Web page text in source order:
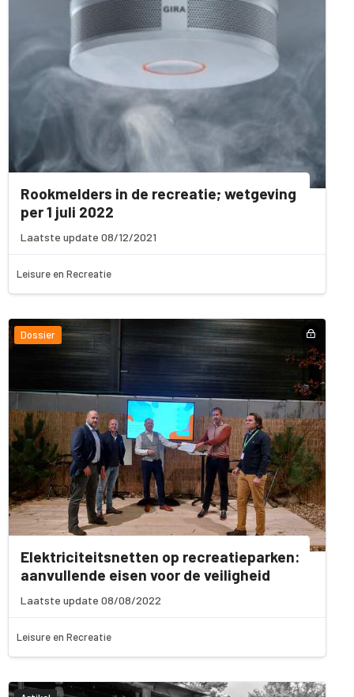
Rookmelders in de recreatie; wetgeving
per 1 juli 2022
Laatste update 08/12/2021
Leisure en Recreatie
Dossier
Elektriciteitsnetten op recreatieparken:
aanvullende eisen voor de veiligheid
Laatste update 08/08/2022
Leisure en Recreatie